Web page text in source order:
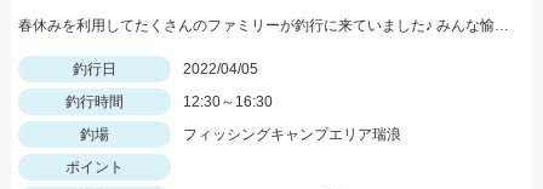
春休みを利用してたくさんのファミリーが釣行に来ていました♪ みんな愉しそう♪
釣行日
2022/04/05
釣行時間
12:30～16:30
釣場
フィッシングキャンプエリア瑞浪
ポイント